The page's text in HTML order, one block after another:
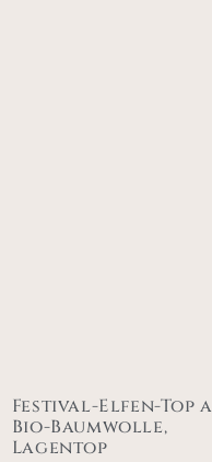
Festival-Elfen-Top
Bio-Baumwolle,
Lagentop